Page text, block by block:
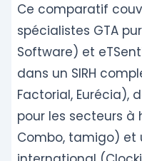
Ce comparatif
spécialistes GTA
Software) et
dans un SIRH
Factorial, Eurécia),
pour les secteurs à
Combo, tamigo) et